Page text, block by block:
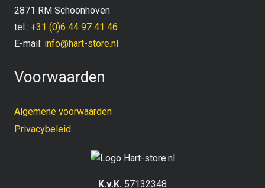
2871 RM Schoonhoven
tel.: +31 (0)6 44 97 41 46
E-mail: info@hart-store.nl
Voorwaarden
Algemene voorwaarden
Privacybeleid
K.v.K. 57132348